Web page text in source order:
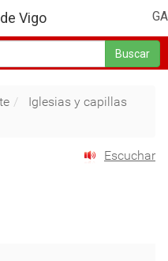
GA
Vigo
Buscar
Iglesias y capillas
Escuchar